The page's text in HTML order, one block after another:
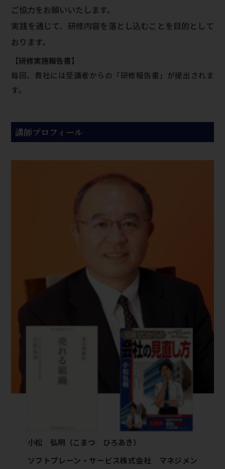
ご協力をお願いいたします。
実践を通じて、研修内容を落とし込むことを目的として
おります。
【研修実施報告書】
毎回、貴社には受講者からの「研修報告書」が提出されま
す。
講師プロフィール
小松 弘明（こまつ ひろあき）
ソフトブレーン・サービス株式会社 マネジメン